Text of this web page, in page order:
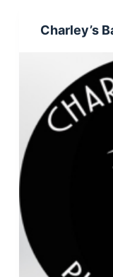
Charley’s